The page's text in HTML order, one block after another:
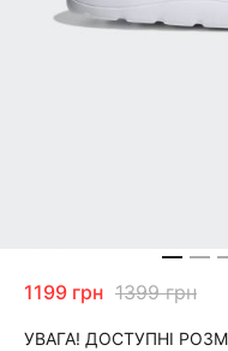
1199 грн 1399 грн
УВАГА! ДОСТУПНІ